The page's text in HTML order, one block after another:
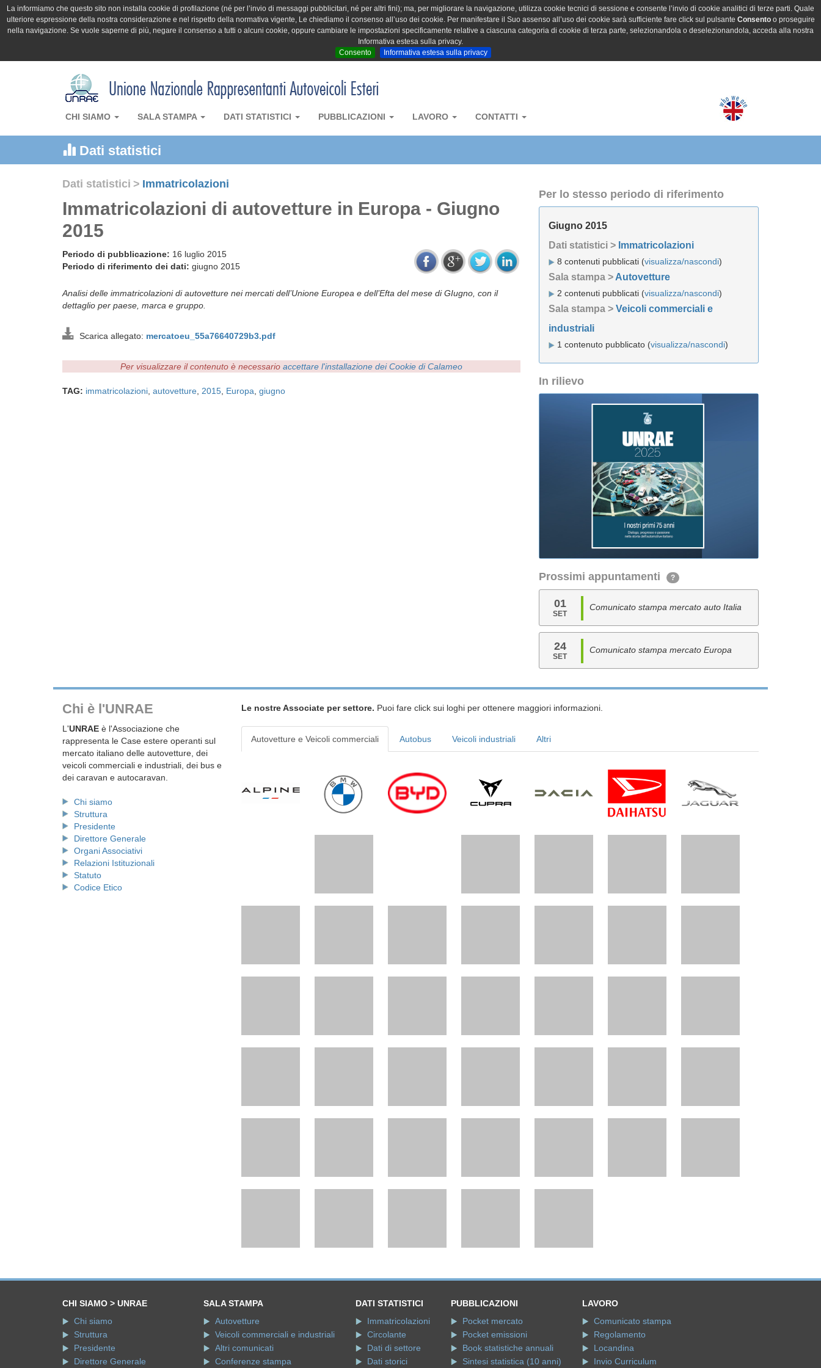
La informiamo che questo sito non installa cookie di profilazione (né per l’invio di messaggi pubblicitari, né per altri fini); ma, per migliorare la navigazione, utilizza cookie tecnici di sessione e consente l’invio di cookie analitici di terze parti. Quale
ulteriore espressione della nostra considerazione e nel rispetto della normativa vigente, Le chiediamo il consenso all’uso dei cookie. Per manifestare il Suo assenso all’uso dei cookie sarà sufficiente fare click sul pulsante Consentoo proseguire
nella navigazione. Se vuole saperne di più, negare il consenso a tutti o alcuni cookie, oppure cambiare le impostazioni specificamente relative a ciascuna categoria di cookie di terza parte, selezionandola o deselezionandola, acceda alla nostra
Informativa estesa sulla privacy.
Consento
Informativa estesa sulla privacy
CHI SIAMO SALA STAMPA DATI STATISTICI PUBBLICAZIONI LAVORO CONTATTI
Dati statistici
Dati statistici > Immatricolazioni
Immatricolazioni di autovetture in Europa - Giugno
2015
Periodo di pubblicazione: 16 luglio 2015
Periodo di riferimento dei dati: giugno 2015
Analisi delle immatricolazioni di autovetture nei mercati dell’Unione Europea e dell’Efta del mese di GIugno, con il
dettaglio per paese, marca e gruppo.
Scarica allegato: mercatoeu_55a76640729b3.pdf
Per visualizzare il contenuto è necessario accettare l'installazione dei Cookie di Calameo
TAG: immatricolazioni autovetture 2015 Europa giugno
Per lo stesso periodo di riferimento
Giugno 2015
Dati statistici > Immatricolazioni
8 contenuti pubblicati (visualizza/nascondi)
Sala stampa > Autovetture
2 contenuti pubblicati (visualizza/nascondi)
Sala stampa > Veicoli commerciali e
industriali
1 contenuto pubblicato (visualizza/nascondi)
In rilievo
Prossimi appuntamenti ?
01
SET
Comunicato stampa mercato auto Italia
24
SET
Comunicato stampa mercato Europa
Chi è l'UNRAE
L'UNRAE è l'Associazione che
rappresenta le Case estere operanti sul
mercato italiano delle autovetture, dei
veicoli commerciali e industriali, dei bus e
dei caravan e autocaravan.
Chi siamo
Struttura
Presidente
Direttore Generale
Organi Associativi
Relazioni Istituzionali
Statuto
Codice Etico
Le nostre Associate per settore. Puoi fare click sui loghi per ottenere maggiori informazioni.
Autovetture e Veicoli commerciali Autobus Veicoli industriali Altri